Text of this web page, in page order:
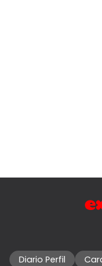
Diario Perfil